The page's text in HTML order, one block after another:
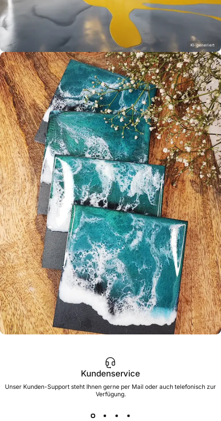
KI-generiert
Kundenservice
Unser Kunden-Support steht Ihnen gerne per Mail oder auch telefonisch zur
Verfügung.